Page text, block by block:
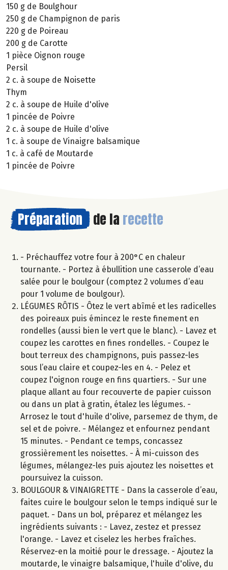
150 g de Boulghour
250 g de Champignon de paris
220 g de Poireau
200 g de Carotte
1 pièce Oignon rouge
Persil
2 c. à soupe de Noisette
Thym
2 c. à soupe de Huile d'olive
1 pincée de Poivre
2 c. à soupe de Huile d'olive
1 c. à soupe de Vinaigre balsamique
1 c. à café de Moutarde
1 pincée de Poivre
Préparation de la recette
- Préchauffez votre four à 200°C en chaleur
tournante. - Portez à ébullition une casserole d’eau
salée pour le boulgour (comptez 2 volumes d’eau
pour 1 volume de boulgour).
LÉGUMES RÔTIS - Ôtez le vert abîmé et les radicelles
des poireaux puis émincez le reste finement en
rondelles (aussi bien le vert que le blanc). - Lavez et
coupez les carottes en fines rondelles. - Coupez le
bout terreux des champignons, puis passez-les
sous l’eau claire et coupez-les en 4. - Pelez et
coupez l'oignon rouge en fins quartiers. - Sur une
plaque allant au four recouverte de papier cuisson
ou dans un plat à gratin, étalez les légumes. -
Arrosez le tout d'huile d'olive, parsemez de thym, de
sel et de poivre. - Mélangez et enfournez pendant
15 minutes. - Pendant ce temps, concassez
grossièrement les noisettes. - À mi-cuisson des
légumes, mélangez-les puis ajoutez les noisettes et
poursuivez la cuisson.
BOULGOUR & VINAIGRETTE - Dans la casserole d’eau,
faites cuire le boulgour selon le temps indiqué sur le
paquet. - Dans un bol, préparez et mélangez les
ingrédients suivants : - Lavez, zestez et pressez
l'orange. - Lavez et ciselez les herbes fraîches.
Réservez-en la moitié pour le dressage. - Ajoutez la
moutarde, le vinaigre balsamique, l'huile d'olive, du